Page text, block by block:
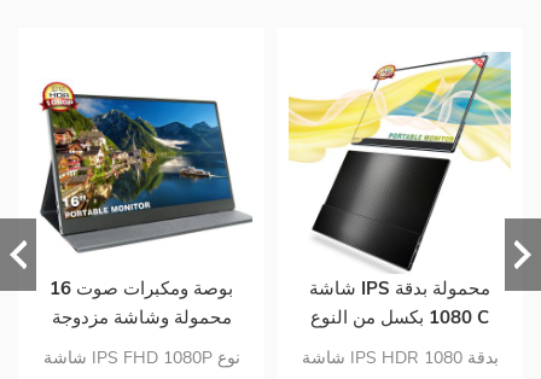
16 بوصة ومكبرات صوت
محمولة وشاشة مزدوجة
شاشة IPS FHD 1080P نوع
شاشة IPS محمولة بدقة
1080 بكسل من النوع C
شاشة IPS HDR بدقة 1080